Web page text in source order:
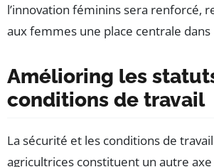
l’innovation féminins sera renforcé,
aux femmes une place centrale
Amélioring les
conditions de travail
La sécurité et les conditions de
agricultrices constituent un autre